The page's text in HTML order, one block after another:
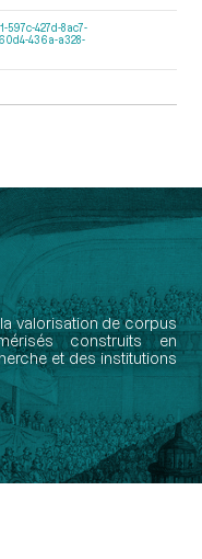
597c-427d-8ac7-
436a-a328-
valorisation de corpus
construits en
et des institutions